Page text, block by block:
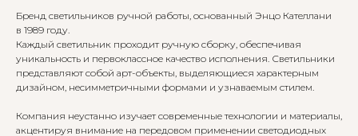
Бренд светильников ручной работы, основанный Энцо Кателлани
в 1989 году.
Каждый светильник проходит ручную сборку, обеспечивая
уникальность и первоклассное качество исполнения. Светильники
представляют собой арт-объекты, выделяющиеся характерным
дизайном, несимметричными формами и узнаваемым стилем.
Компания неустанно изучает современные технологии и материалы,
акцентируя внимание на передовом применении светодиодных